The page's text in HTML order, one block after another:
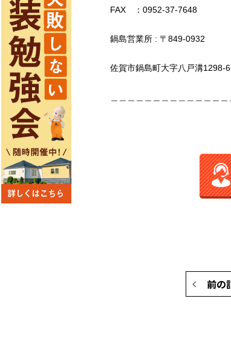
FAX ：0952-37-7648
鍋島営業所 : 〒849-0932
佐賀市鍋島町大字八戸溝1298-6
＿＿＿＿＿＿＿＿＿＿＿＿＿
前の